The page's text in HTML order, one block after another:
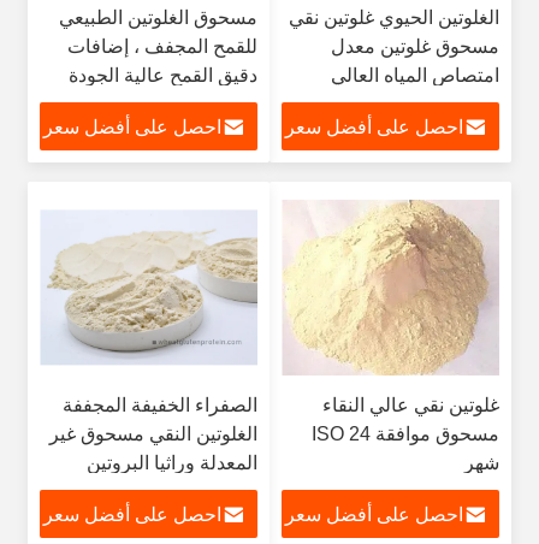
الغلوتين الحيوي غلوتين نقي
مسحوق غلوتين معدل
امتصاص المياه العالي
احصل على أفضل سعر
مسحوق الغلوتين الطبيعي
للقمح المجفف ، إضافات
دقيق القمح عالية الجودة
احصل على أفضل سعر
غلوتين نقي عالي النقاء
مسحوق موافقة ISO 24
شهر
احصل على أفضل سعر
الصفراء الخفيفة المجففة
الغلوتين النقي مسحوق غير
المعدلة وراثيا البروتين
للأغذية
احصل على أفضل سعر